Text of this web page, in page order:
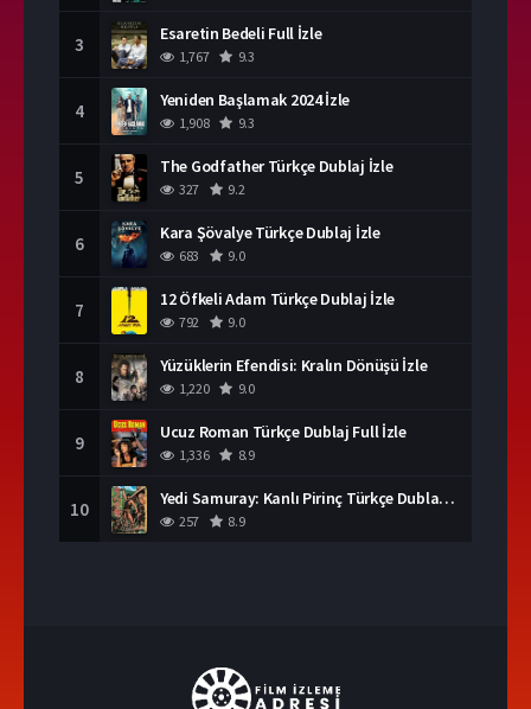
3 Esaretin Bedeli Full İzle
1,767 9.3
4 Yeniden Başlamak 2024 İzle
1,908 9.3
5 The Godfather Türkçe Dublaj İzle
327 9.2
6 Kara Şövalye Türkçe Dublaj İzle
683 9.0
7 12 Öfkeli Adam Türkçe Dublaj İzle
792 9.0
8 Yüzüklerin Efendisi: Kralın Dönüşü İzle
1,220 9.0
9 Ucuz Roman Türkçe Dublaj Full İzle
1,336 8.9
10 Yedi Samuray: Kanlı Pirinç Türkçe Dublaj İzle
257 8.9